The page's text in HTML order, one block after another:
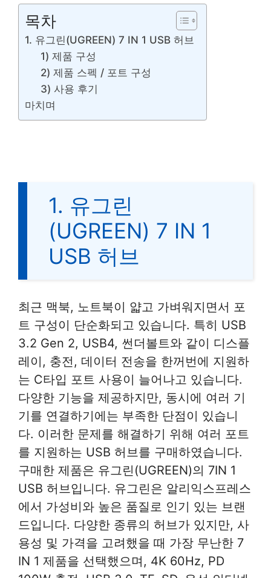
목차
1. 유그린(UGREEN) 7 IN 1 USB 허브
1) 제품 구성
2) 제품 스펙 / 포트 구성
3) 사용 후기
마치며
1. 유그린
(UGREEN) 7 IN 1
USB 허브
최근 맥북, 노트북이 얇고 가벼워지면서 포
트 구성이 단순화되고 있습니다. 특히 USB
3.2 Gen 2, USB4, 썬더볼트와 같이 디스플
레이, 충전, 데이터 전송을 한꺼번에 지원하
는 C타입 포트 사용이 늘어나고 있습니다.
다양한 기능을 제공하지만, 동시에 여러 기
기를 연결하기에는 부족한 단점이 있습니
다. 이러한 문제를 해결하기 위해 여러 포트
를 지원하는 USB 허브를 구매하였습니다.
구매한 제품은 유그린(UGREEN)의 7IN 1
USB 허브입니다. 유그린은 알리익스프레스
에서 가성비와 높은 품질로 인기 있는 브랜
드입니다. 다양한 종류의 허브가 있지만, 사
용성 및 가격을 고려했을 때 가장 무난한 7
IN 1 제품을 선택했으며, 4K 60Hz, PD